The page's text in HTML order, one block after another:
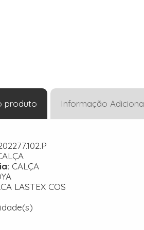
produto Informação
CALÇA
LASTEX COS